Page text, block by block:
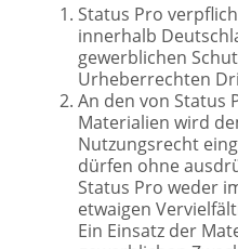
Status Pro
innerhalb
gewerblichen
Urheberrechten
An den von Status
Materialien wird
Nutzungsrecht
dürfen ohne
Status Pro weder
etwaigen
Ein Einsatz der